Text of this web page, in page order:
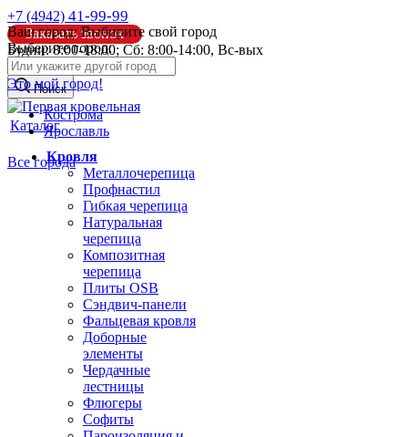
Ваш город: Выбирите свой город
Выберите город:
Это мой город!
Кострома
Ярославль
Все города
+7 (4942) 41-99-99
Заказать звонок
Будни: 8:00-18:00; Сб: 8:00-14:00, Вс-вых
info@pk44.ru
Поиск
Каталог
Кровля
Металлочерепица
Профнастил
Гибкая черепица
Натуральная
черепица
Композитная
черепица
Плиты OSB
Сэндвич-панели
Фальцевая кровля
Доборные
элементы
Чердачные
лестницы
Флюгеры
Софиты